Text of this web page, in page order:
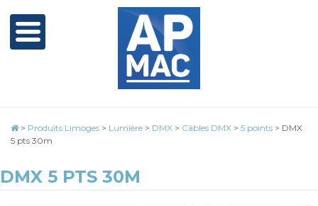
> Produits Limoges > Lumière > DMX > Câbles DMX > 5 points > DMX
5 pts 30m
DMX 5 PTS 30M